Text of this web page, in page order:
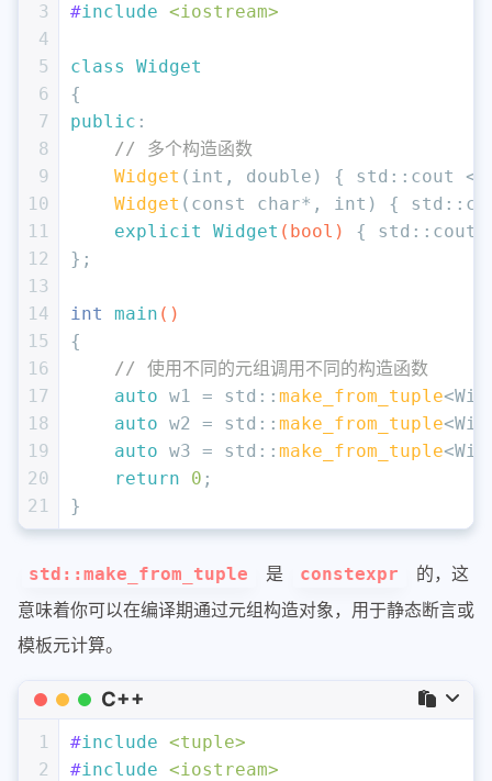
3
4
5
6
7
8
9
10
11
12
13
14
15
16
17
18
19
20
21
#include <iostream>
class
Widget
{
public :
// 多个构造函数
Widget ( int , double ) { std::cout
Widget ( const char*, int ) {
explicit
Widget ( bool )
{ std::cout
};
int main ()
{
// 使用不同的元组调用不同的构造函数
auto w1 = std:: make_from_tuple
auto w2 = std:: make_from_tuple
auto w3 = std:: make_from_tuple
return
0 ;
}
std::make_from_tuple 是 constexpr
的，这
意味着你可以在编译期通过元组构造对象，用于静态断言或
模板元计算。
C++
1
2
#include <tuple>
#include <iostream>